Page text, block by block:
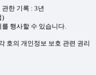
한 기록 : 3년
)
행사할 수 있습니다.
호의 개인정보 보호 관련 권리